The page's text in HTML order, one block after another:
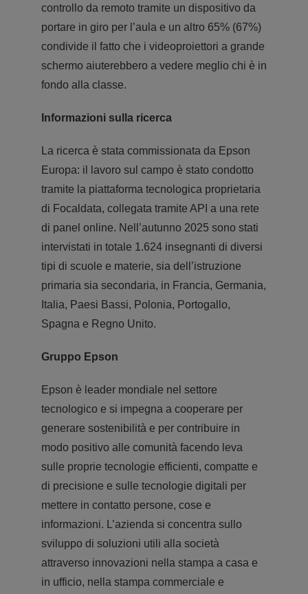
controllo da remoto tramite un dispositivo da
portare in giro per l’aula e un altro 65% (67%)
condivide il fatto che i videoproiettori a grande
schermo aiuterebbero a vedere meglio chi è in
fondo alla classe.
Informazioni sulla ricerca
La ricerca è stata commissionata da Epson
Europa: il lavoro sul campo è stato condotto
tramite la piattaforma tecnologica proprietaria
di Focaldata, collegata tramite API a una rete
di panel online. Nell’autunno 2025 sono stati
intervistati in totale 1.624 insegnanti di diversi
tipi di scuole e materie, sia dell’istruzione
primaria sia secondaria, in Francia, Germania,
Italia, Paesi Bassi, Polonia, Portogallo,
Spagna e Regno Unito.
Gruppo Epson
Epson è leader mondiale nel settore
tecnologico e si impegna a cooperare per
generare sostenibilità e per contribuire in
modo positivo alle comunità facendo leva
sulle proprie tecnologie efficienti, compatte e
di precisione e sulle tecnologie digitali per
mettere in contatto persone, cose e
informazioni. L’azienda si concentra sullo
sviluppo di soluzioni utili alla società
attraverso innovazioni nella stampa a casa e
in ufficio, nella stampa commerciale e